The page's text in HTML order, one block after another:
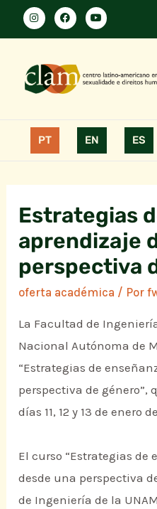
PT EN ES
Estrategias
aprendizaje
perspectiva
oferta académica / Por
La Facultad de
Nacional Autónoma de
“Estrategias de
perspectiva de género”,
días 11, 12 y 13 de enero
El curso “Estrategias
desde una perspectiva
de Ingeniería de la